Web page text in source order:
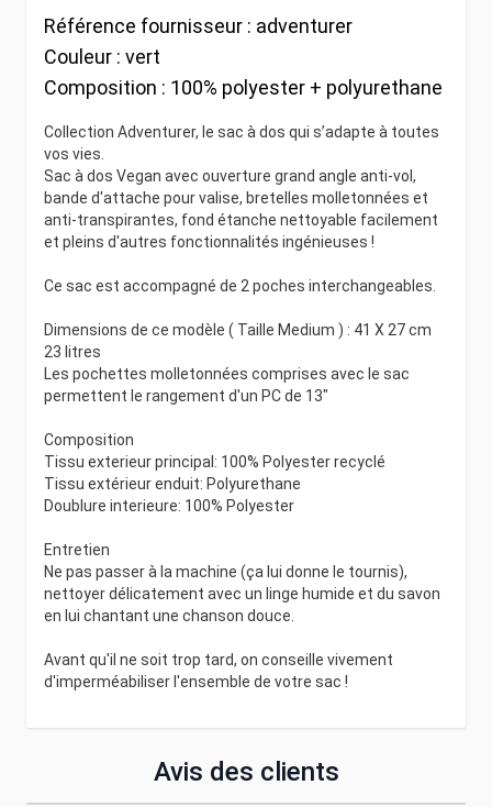
Référence fournisseur : adventurer
Couleur : vert
Composition : 100% polyester + polyurethane
Collection Adventurer, le sac à dos qui s’adapte à toutes
vos vies.
Sac à dos Vegan avec ouverture grand angle anti-vol,
bande d'attache pour valise, bretelles molletonnées et
anti-transpirantes, fond étanche nettoyable facilement
et pleins d'autres fonctionnalités ingénieuses !
Ce sac est accompagné de 2 poches interchangeables.
Dimensions de ce modèle ( Taille Medium ) : 41 X 27 cm
23 litres
Les pochettes molletonnées comprises avec le sac
permettent le rangement d'un PC de 13"
Composition
Tissu exterieur principal: 100% Polyester recyclé
Tissu extérieur enduit: Polyurethane
Doublure interieure: 100% Polyester
Entretien
Ne pas passer à la machine (ça lui donne le tournis),
nettoyer délicatement avec un linge humide et du savon
en lui chantant une chanson douce.
Avant qu'il ne soit trop tard, on conseille vivement
d'imperméabiliser l'ensemble de votre sac !
Avis des clients